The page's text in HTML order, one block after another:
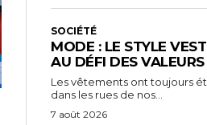
SOCIÉTÉ
MODE : LE STYLE
AU DÉFI DES
Les vêtements ont toujours
dans les rues de nos...
7 août 2026